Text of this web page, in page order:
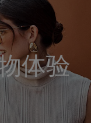
体验